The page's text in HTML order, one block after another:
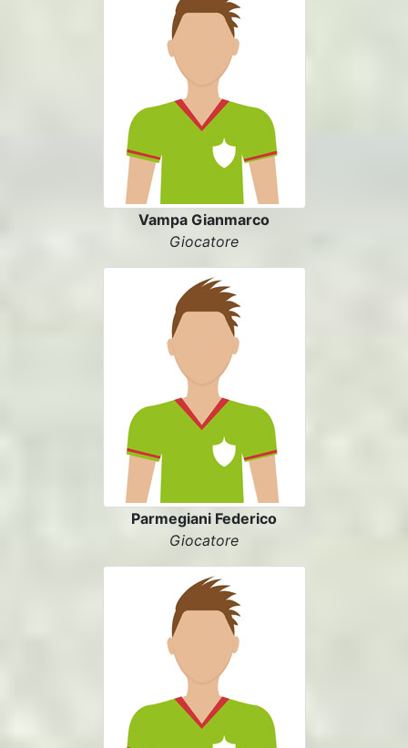
Vampa Gianmarco
Giocatore
Parmegiani Federico
Giocatore